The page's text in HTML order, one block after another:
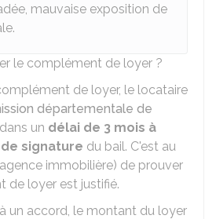
mauvaise exposition de
le complément de loyer ?
de loyer, le locataire
départementale de
dans un délai de 3 mois à
signature du bail. C'est au
immobilière) de prouver
de loyer est justifié.
un accord, le montant du loyer